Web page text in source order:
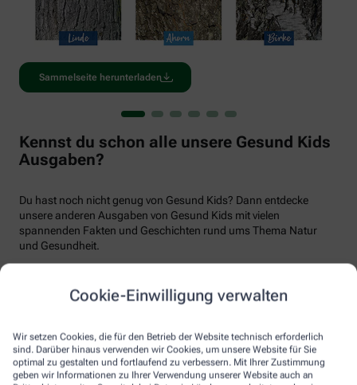
Cookie-Einwilligung verwalten
Wir setzen Cookies, die für den Betrieb der Website technisch erforderlich
sind. Darüber hinaus verwenden wir Cookies, um unsere Website für Sie
optimal zu gestalten und fortlaufend zu verbessern. Mit Ihrer Zustimmung
geben wir Informationen zu Ihrer Verwendung unserer Website auch an
Sammelseite herunterladen
Kennst du schon alle unsere Gesund Kids
Ausgaben?
Du hast noch nicht genug von Gesund Kids? Dann entdecke
unsere anderen Ausgaben von Gesund Kids mit vielen
spannenden Fakten und Geschichten rund ums Thema Natur
und Gesundheit.